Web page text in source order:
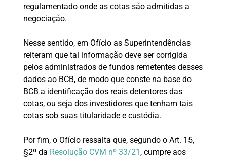
regulamentado onde as cotas são admitidas a
negociação.
Nesse sentido, em Ofício as Superintendências
reiteram que tal informação deve ser corrigida
pelos administrados de fundos remetentes desses
dados ao BCB, de modo que conste na base do
BCB a identificação dos reais detentores das
cotas, ou seja dos investidores que tenham tais
cotas sob suas titularidade e custódia.
Por fim, o Ofício ressalta que, segundo o Art. 15,
§2º da Resolução CVM nº 33/21 , cumpre aos